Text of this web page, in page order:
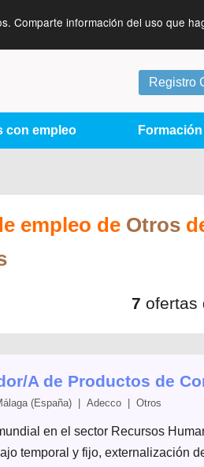
Comparte información del uso que
Registro
con empleo
empleo de Otros
7 ofertas
A de Productos de
(España) | Adecco | Otros
en el sector Recursos
temporal y fijo, externalización